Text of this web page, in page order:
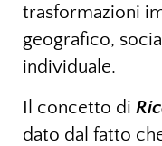
trasformazioni
geografico,
individuale.
Il concetto di
dato dal fatto